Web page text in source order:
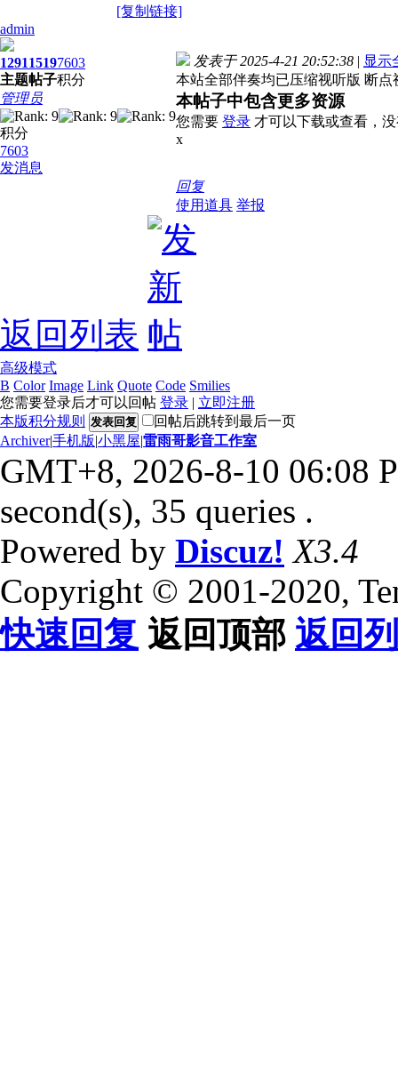
[复制链接]
admin
1291
主题
1519
帖子
7603
积分
管理员
积分
7603
发消息
发表于 2025-4-21 20:52:38 | 显示
本站全部伴奏均已压缩视听版 断
本帖子中包含更多资源
您需要 登录 才可以下载或查看，
x
回复
使用道具 举报
返回列表
高级模式
B Color Image Link Quote Code Smilies
您需要登录后才可以回帖 登录 | 立即注册
本版积分规则
发表回复
回帖后跳转到最后一页
Archiver|手机版|小黑屋|雷雨哥影音工作室
GMT+8, 2026-8-10 06:08
second(s), 35 queries .
Powered by Discuz! X3.4
Copyright © 2001-2020,
快速回复 返回顶部 返回